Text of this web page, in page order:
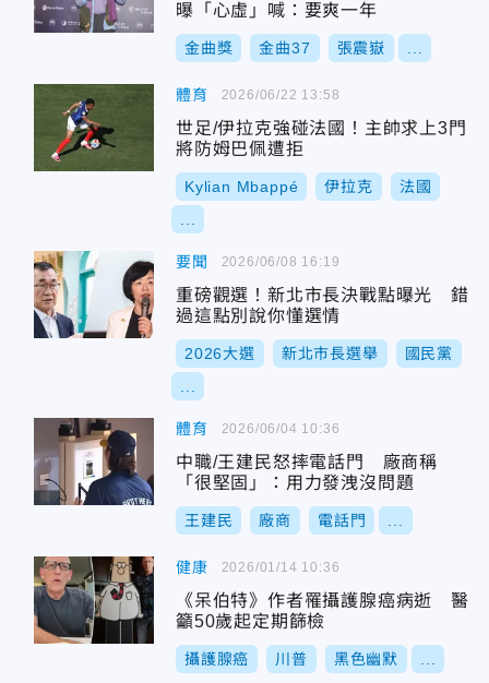
曝「心虛」喊：要爽一年
金曲獎 金曲37 張震嶽
體育
世足/伊拉克強碰法國！主帥求上3門
將防姆巴佩遭拒
Kylian Mbappé 伊拉克 法國
2026/06/22 13:58
要聞
重磅觀選！新北市長決戰點曝光 錯
過這點別說你懂選情
2026大選 新北市長選舉 國民黨
2026/06/08 16:19
體育
中職/王建民怒摔電話門 廠商稱
「很堅固」：用力發洩沒問題
王建民 廠商 電話門
2026/06/04 10:36
健康
《呆伯特》作者罹攝護腺癌病逝 醫
籲50歲起定期篩檢
攝護腺癌 川普 黑色幽默
2026/01/14 10:36